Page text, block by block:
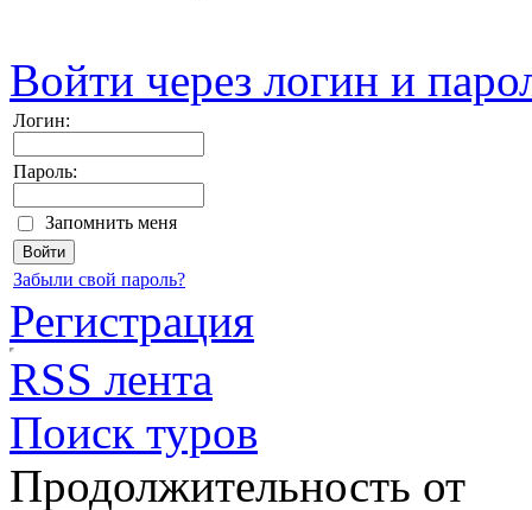
Войти через логин и
Логин:
Пароль:
Запомнить меня
Забыли свой пароль?
Регистрация
RSS лента
Поиск туров
Продолжительность от